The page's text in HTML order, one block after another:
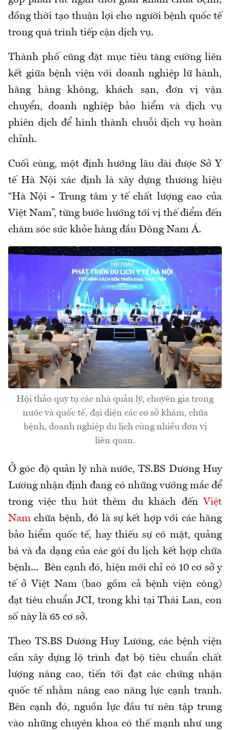
đồng thời tạo thuận lợi cho người bệnh quốc tế
trong quá trình tiếp cận dịch vụ.
Thành phố cũng đặt mục tiêu tăng cường liên
kết giữa bệnh viện với doanh nghiệp lữ hành,
hãng hàng không, khách sạn, đơn vị vận
chuyển, doanh nghiệp bảo hiểm và dịch vụ
phiên dịch để hình thành chuỗi dịch vụ hoàn
chỉnh.
Cuối cùng, một định hướng lâu dài được Sở Y
tế Hà Nội xác định là xây dựng thương hiệu
“Hà Nội - Trung tâm y tế chất lượng cao của
Việt Nam”, từng bước hướng tới vị thế điểm đến
chăm sóc sức khỏe hàng đầu Đông Nam Á.
Hội thảo quy tụ các nhà quản lý, chuyên gia trong
nước và quốc tế, đại diện các cơ sở khám, chữa
bệnh, doanh nghiệp du lịch cùng nhiều đơn vị
liên quan.
Ở góc độ quản lý nhà nước, TS.BS Dương Huy
Lương nhận định đang có những vướng mắc để
trong việc thu hút thêm du khách đến Việt
Nam chữa bệnh, đó là sự kết hợp với các hãng
bảo hiểm quốc tế, hay thiếu sự có mặt, quảng
bá và đa dạng của các gói du lịch kết hợp chữa
bệnh... Bên cạnh đó, hiện mới chỉ có 10 cơ sở y
tế ở Việt Nam (bao gồm cả bệnh viện công)
đạt tiêu chuẩn JCI, trong khi tại Thái Lan, con
số này là 65 cơ sở.
Theo TS.BS Dương Huy Lương, các bệnh viện
cần xây dựng lộ trình đạt bộ tiêu chuẩn chất
lượng nâng cao, tiến tới đạt các chứng nhận
quốc tế nhằm nâng cao năng lực cạnh tranh.
Bên cạnh đó, nguồn lực đầu tư nên tập trung
vào những chuyên khoa có thế mạnh như ung